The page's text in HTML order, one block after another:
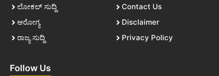
ಲೋಕಲ್ ಸುದ್ದಿ
ಆರೋಗ್ಯ
ರಾಜ್ಯ ಸುದ್ದಿ
Contact Us
Disclaimer
Privacy Policy
Follow Us